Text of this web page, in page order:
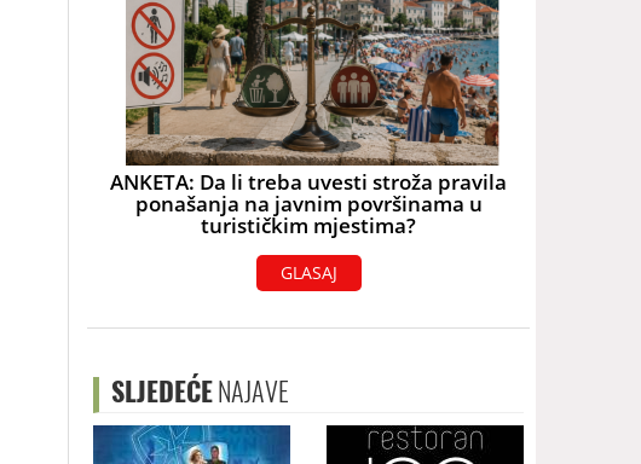
ANKETA: Da li treba uvesti stroža pravila
ponašanja na javnim površinama u
turističkim mjestima?
GLASAJ
SLJEDEĆENAJAVE